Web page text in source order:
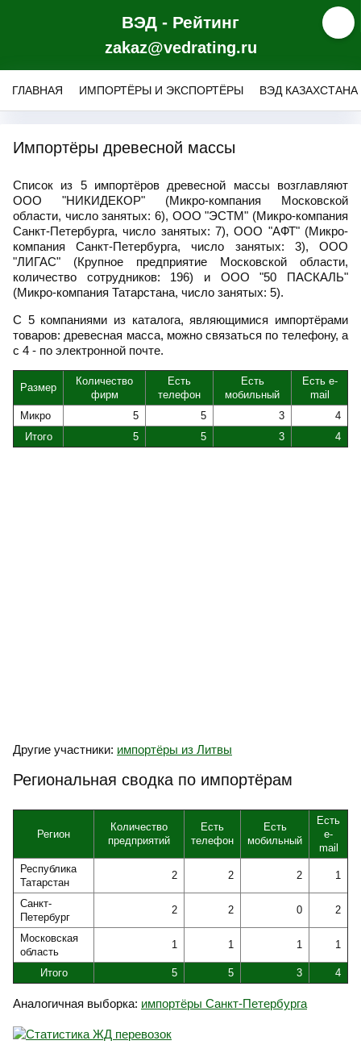
ВЭД - Рейтинг
zakaz@vedrating.ru
ГЛАВНАЯ ИМПОРТЁРЫ И ЭКСПОРТЁРЫ ВЭД КАЗАХСТАНА
Импортёры древесной массы
Список из 5 импортёров древесной массы возглавляют
ООО "НИКИДЕКОР" (Микро-компания Московской
области, число занятых: 6), ООО "ЭСТМ" (Микро-компания
Санкт-Петербурга, число занятых: 7), ООО "АФТ" (Микро-
компания Санкт-Петербурга, число занятых: 3), ООО
"ЛИГАС" (Крупное предприятие Московской области,
количество сотрудников: 196) и ООО "50 ПАСКАЛЬ"
(Микро-компания Татарстана, число занятых: 5).
С 5 компаниями из каталога, являющимися импортёрами
товаров: древесная масса, можно связаться по телефону, а
с 4 - по электронной почте.
Размер
Количество
фирм
Есть
телефон
Есть
мобильный
Есть e-
mail
Микро
5 5 3
4
Итого
5 5 3 4
Другие участники: импортёры из Литвы
Региональная сводка по импортёрам
Регион
Количество
предприятий
Есть
телефон
Есть
мобильный
Есть
e-
mail
Республика
Татарстан
2 2 2 1
Санкт-
Петербург
2 2 0 2
Московская
область
1 1 1 1
Итого 5 5 3 4
Аналогичная выборка: импортёры Санкт-Петербурга